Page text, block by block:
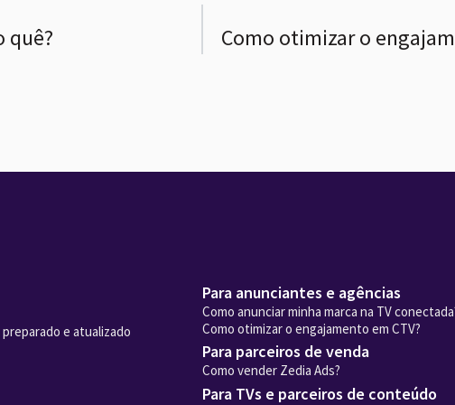
quê? Como otimizar o
e atualizado
Para anunciantes e agências
Como anunciar minha marca na TV
Como otimizar o engajamento em CTV?
Para parceiros de venda
Como vender Zedia Ads?
Para TVs e parceiros de conteúdo